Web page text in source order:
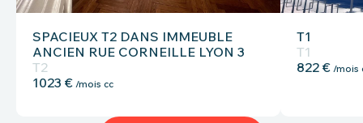
SPACIEUX T2 DANS IMMEUBLE
ANCIEN RUE CORNEILLE LYON 3
T2
1023 € /mois cc
T1
T1
822 € /mois